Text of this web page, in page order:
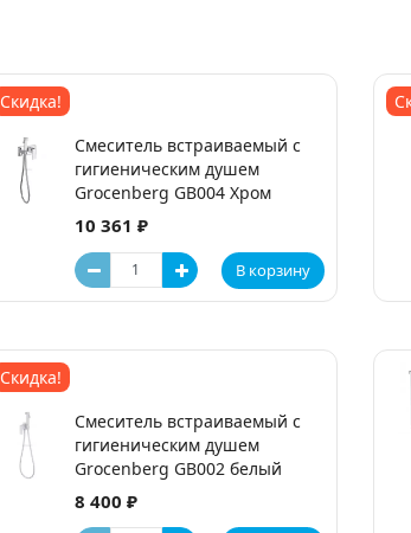
Скидка!
Смеситель встраиваемый с
гигиеническим душем
Grocenberg GB004 Хром
10 361 ₽
В корзину
Скидка!
Смеситель встраиваемый с
гигиеническим душем
Grocenberg GB002 белый
8 400 ₽